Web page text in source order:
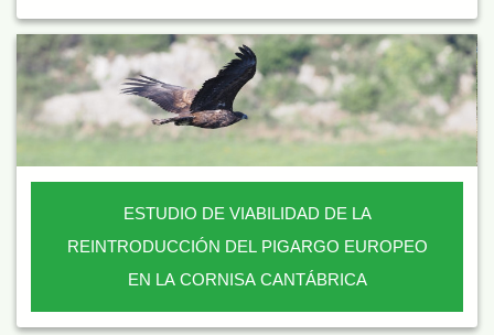
ESTUDIO DE VIABILIDAD DE LA
REINTRODUCCIÓN DEL PIGARGO EUROPEO
EN LA CORNISA CANTÁBRICA